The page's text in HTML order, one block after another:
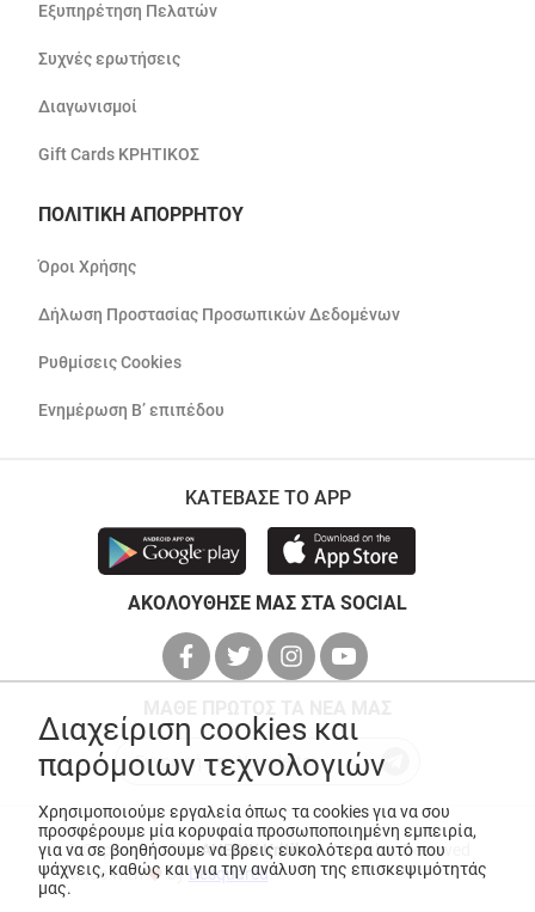
Εξυπηρέτηση Πελατών
Συχνές ερωτήσεις
Διαγωνισμοί
Gift Cards ΚΡΗΤΙΚΟΣ
ΠΟΛΙΤΙΚΗ ΑΠΟΡΡΗΤΟΥ
Όροι Χρήσης
Δήλωση Προστασίας Προσωπικών Δεδομένων
Ρυθμίσεις Cookies
Ενημέρωση Β’ επιπέδου
ΚΑΤΕΒΑΣΕ ΤΟ APP
ΑΚΟΛΟΥΘΗΣΕ ΜΑΣ ΣΤΑ SOCIAL
© Copyright 2026ANEDIK Kritikos. All Rights Reserved
Made with
byDesquared
Διαχείριση cookies και
παρόμοιων τεχνολογιών
Χρησιμοποιούμε εργαλεία όπως τα cookies για να σου
προσφέρουμε μία κορυφαία προσωποποιημένη εμπειρία,
για να σε βοηθήσουμε να βρεις ευκολότερα αυτό που
ψάχνεις, καθώς και για την ανάλυση της επισκεψιμότητάς
μας.